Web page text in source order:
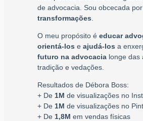
de advocacia. Sou obcecada por
transformações
O meu propósito é educar
orientá-los e ajudá-los a
futuro na advocacia longe das
tradição e vedações.
Resultados de Débora Boss:
+ De 1M de visualizações no
+ De 1M de visualizações no
+ De 1,8M em vendas físicas